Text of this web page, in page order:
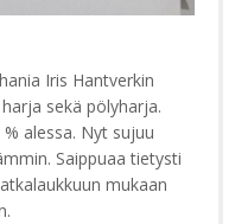
Iris Hantverkin
sekä pölyharja.
alessa. Nyt sujuu
Saippuaa tietysti
mukaan